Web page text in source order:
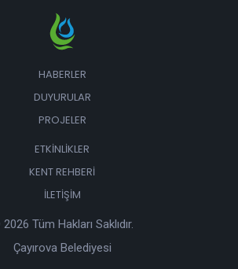
HABERLER
DUYURULAR
PROJELER
ETKINLIKLER
KENT REHBERI
İLETIŞIM
Tüm Hakları Saklıdır.
Çayırova Belediyesi